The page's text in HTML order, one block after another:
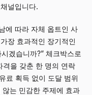
널입니다.
에 따라 자체 옵트인 사
장 효과적인 장기적인
겠습니까?” 체크박스로
격을 갖춘 한 명의 연락
료 획득 없이 도달 범위
는 민감한 주제에 효과